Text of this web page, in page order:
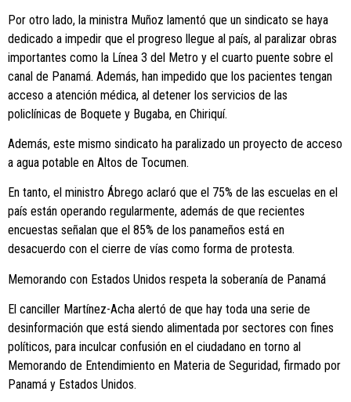
Por otro lado, la ministra Muñoz lamentó que un sindicato se haya
dedicado a impedir que el progreso llegue al país, al paralizar obras
importantes como la Línea 3 del Metro y el cuarto puente sobre el
canal de Panamá. Además, han impedido que los pacientes tengan
acceso a atención médica, al detener los servicios de las
policlínicas de Boquete y Bugaba, en Chiriquí.
Además, este mismo sindicato ha paralizado un proyecto de acceso
a agua potable en Altos de Tocumen.
En tanto, el ministro Ábrego aclaró que el 75% de las escuelas en el
país están operando regularmente, además de que recientes
encuestas señalan que el 85% de los panameños está en
desacuerdo con el cierre de vías como forma de protesta.
Memorando con Estados Unidos respeta la soberanía de Panamá
El canciller Martínez-Acha alertó de que hay toda una serie de
desinformación que está siendo alimentada por sectores con fines
políticos, para inculcar confusión en el ciudadano en torno al
Memorando de Entendimiento en Materia de Seguridad, firmado por
Panamá y Estados Unidos.